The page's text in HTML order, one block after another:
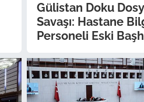
Gülistan Doku
Savaşı: Hastane
Personeli Eski